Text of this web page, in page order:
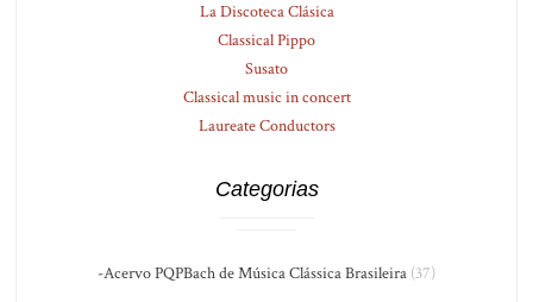
La Discoteca Clásica
Classical Pippo
Susato
Classical music in concert
Laureate Conductors
Categorias
-Acervo PQPBach de Música Clássica Brasileira (37)